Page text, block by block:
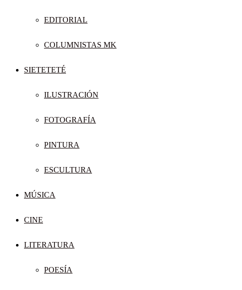
EDITORIAL
COLUMNISTAS MK
SIETETETÉ
ILUSTRACIÓN
FOTOGRAFÍA
PINTURA
ESCULTURA
MÚSICA
CINE
LITERATURA
POESÍA